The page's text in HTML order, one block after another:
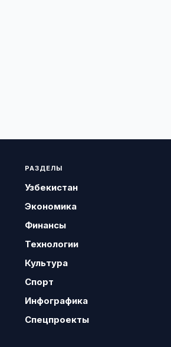
РАЗДЕЛЫ
Узбекистан
Экономика
Финансы
Технологии
Культура
Спорт
Инфографика
Спецпроекты